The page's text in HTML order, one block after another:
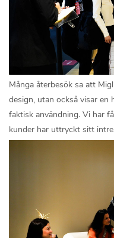
Många återbesök sa att
design, utan också visar
faktisk användning. Vi har
kunder har uttryckt sitt